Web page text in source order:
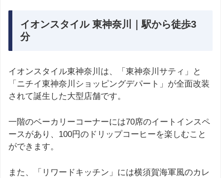
イオンスタイル 東神奈川｜駅から徒歩3
分
イオンスタイル東神奈川は、「東神奈川サティ」と
「ニチイ東神奈川ショッピングデパート」が全面改装
されて誕生した大型店舗です。
一階のベーカリーコーナーには70席のイートインスペ
ースがあり、100円のドリップコーヒーを楽しむこと
ができます。
また、「リワードキッチン」には横須賀海軍風のカレ